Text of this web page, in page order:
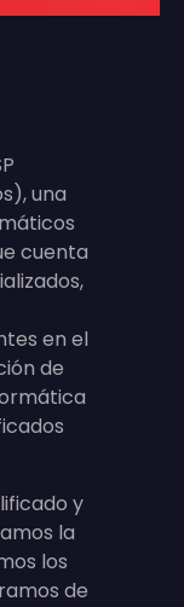
una
cuenta
en el
de
y
la
los
de